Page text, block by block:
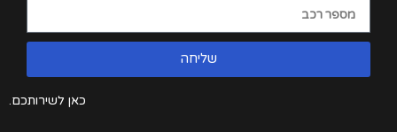
שליחה
כאן לשירותכם.